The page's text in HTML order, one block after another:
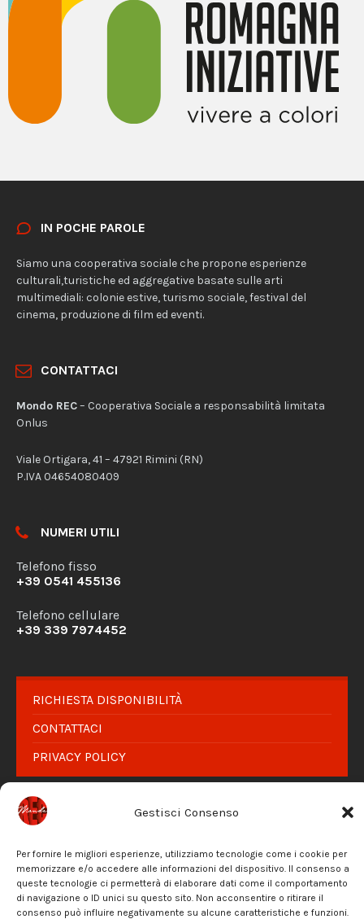
Gestisci Consenso
Per fornire le migliori esperienze, utilizziamo tecnologie come i cookie per
memorizzare e/o accedere alle informazioni del dispositivo. Il consenso a
queste tecnologie ci permetterà di elaborare dati come il comportamento
di navigazione o ID unici su questo sito. Non acconsentire o ritirare il
consenso può influire negativamente su alcune caratteristiche e funzioni.
IN POCHE PAROLE
Siamo una cooperativa sociale che propone esperienze
culturali,turistiche ed aggregative basate sulle arti
multimediali: colonie estive, turismo sociale, festival del
cinema, produzione di film ed eventi.
CONTATTACI
Mondo REC– Cooperativa Sociale a responsabilità limitata
Onlus
Viale Ortigara, 41 – 47921 Rimini (RN)
P.IVA 04654080409
NUMERI UTILI
Telefono fisso
+39 0541 455136
Telefono cellulare
+39 339 7974452
RICHIESTA DISPONIBILITÀ
CONTATTACI
PRIVACY POLICY
FacebookInstagram